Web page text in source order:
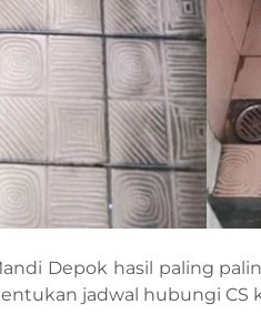
Depok hasil paling
jadwal hubungi CS